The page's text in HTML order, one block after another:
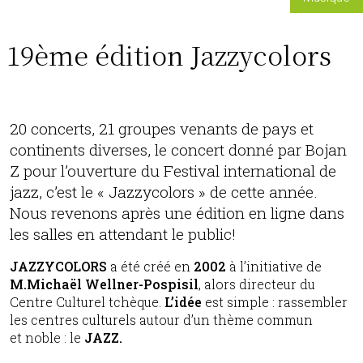
19ème édition Jazzycolors
20 concerts, 21 groupes venants de pays et
continents diverses, le concert donné par Bojan
Z pour l’ouverture du Festival international de
jazz, c’est le « Jazzycolors » de cette année.
Nous revenons après une édition en ligne dans
les salles en attendant le public!
JAZZYCOLORS a été créé en 2002 à l’initiative de
M.Michaël Wellner-Pospisil, alors directeur du
Centre Culturel tchèque. L’idée est simple : rassembler
les centres culturels autour d’un thème commun
et noble : le JAZZ.